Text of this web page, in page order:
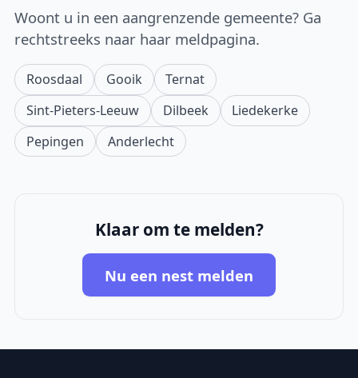
Woont u in een aangrenzende gemeente? Ga
rechtstreeks naar haar meldpagina.
Roosdaal Gooik
Ternat
Sint-Pieters-Leeuw
Dilbeek
Liedekerke
Pepingen
Anderlecht
Klaar om te melden?
Nu een nest melden